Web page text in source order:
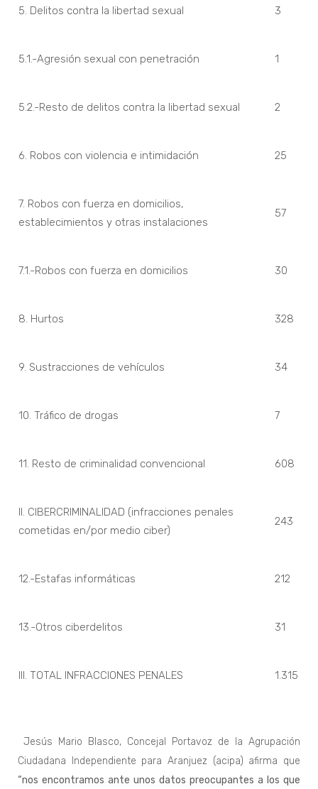
5. Delitos contra la libertad sexual 3
5.1.-Agresión sexual con penetración 1
5.2.-Resto de delitos contra la libertad sexual 2
6. Robos con violencia e intimidación 25
7. Robos con fuerza en domicilios,
establecimientos y otras instalaciones
57
7.1.-Robos con fuerza en domicilios 30
8. Hurtos 328
9. Sustracciones de vehículos 34
10. Tráfico de drogas 7
11. Resto de criminalidad convencional 608
II. CIBERCRIMINALIDAD (infracciones penales
cometidas en/por medio ciber)
243
12.-Estafas informáticas 212
13.-Otros ciberdelitos 31
III. TOTAL INFRACCIONES PENALES 1.315
Jesús Mario Blasco, Concejal Portavoz de la Agrupación
Ciudadana Independiente para Aranjuez (acipa) afirma que
“nos encontramos ante unos datos preocupantes a los que